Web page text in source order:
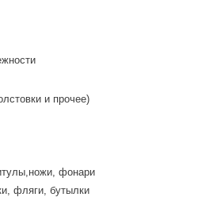
и прочее)
фонари
фляги, бутылки